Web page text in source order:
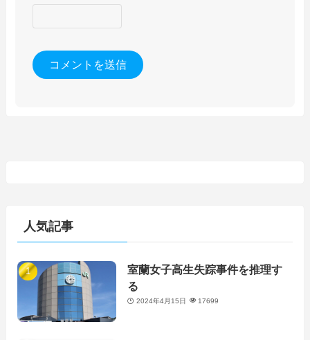
人気記事
室蘭女子高生失踪事件を推理す
る
2024年4月15日 17699